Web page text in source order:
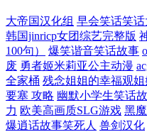
大帝国汉化组 早会笑话笑
韩国jinricp女团综艺完整版
100句）
爆笑谐音笑话故事
废 勇者姬米莉亚公主动漫
全家桶 残念姐姐的幸福观姐
要塞 攻略 幽默小学生笑话
力 欧美高画质SLG游戏 黑
爆逍话故事笑死人 兽剑汉化